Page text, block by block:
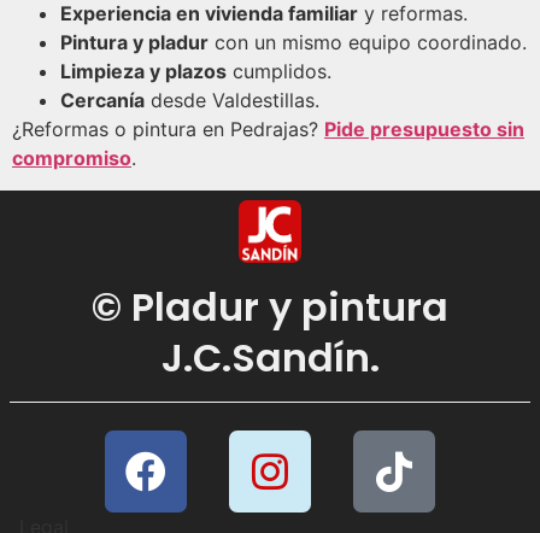
Experiencia en vivienda familiar y reformas.
Pintura y pladur con un mismo equipo coordinado.
Limpieza y plazos cumplidos.
Cercanía desde Valdestillas.
¿Reformas o pintura en Pedrajas? Pide presupuesto sin
compromiso.
© Pladur y pintura
J.C.Sandín.